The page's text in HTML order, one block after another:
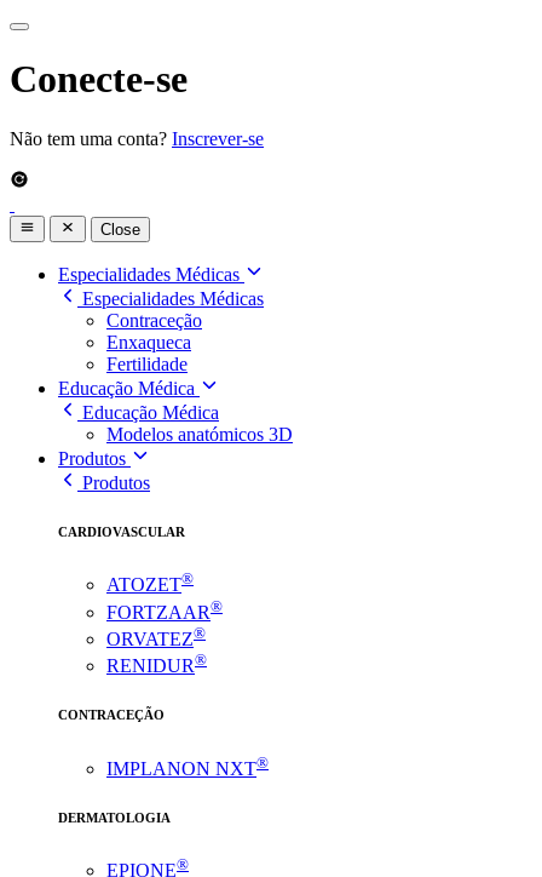
Conecte-se
Não tem uma conta? Inscrever-se
Close
Especialidades Médicas
Especialidades Médicas
Contraceção
Enxaqueca
Fertilidade
Educação Médica
Educação Médica
Modelos anatómicos 3D
Produtos
Produtos
CARDIOVASCULAR
ATOZET®
FORTZAAR®
ORVATEZ®
RENIDUR®
CONTRACEÇÃO
IMPLANON NXT®
DERMATOLOGIA
EPIONE®